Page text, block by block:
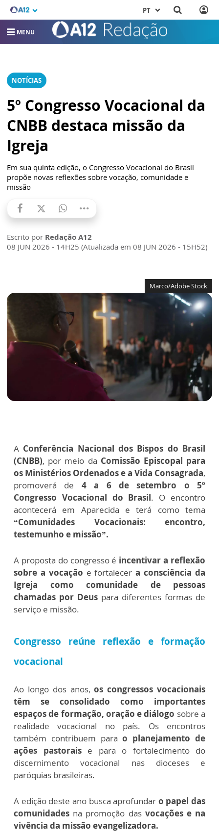
PT
MENU
NOTÍCIAS
5º Congresso Vocacional da
CNBB destaca missão da
Igreja
Em sua quinta edição, o Congresso Vocacional do Brasil
propõe novas reflexões sobre vocação, comunidade e
missão
Escrito por Redação A12
08 JUN 2026 - 14H25 (Atualizada em 08 JUN 2026 - 15H52)
Marco/Adobe Stock
A Conferência Nacional dos Bispos do Brasil
(CNBB), por meio da Comissão Episcopal para
os Ministérios Ordenados e a Vida Consagrada,
promoverá de 4 a 6 de setembro o 5º
Congresso Vocacional do Brasil. O encontro
acontecerá em Aparecida e terá como tema
“Comunidades Vocacionais: encontro,
testemunho e missão”.
A proposta do congresso é incentivar a reflexão
sobre a vocação e fortalecera consciência da
Igreja como comunidade de pessoas
chamadas por Deus para diferentes formas de
serviço e missão.
Congresso reúne reflexão e formação
vocacional
Ao longo dos anos,os congressos vocacionais
têm se consolidado como importantes
espaços de formação, oração e diálogo sobre a
realidade vocacional no país. Os encontros
também contribuem parao planejamento de
ações pastoraise para o fortalecimento do
discernimento vocacional nas dioceses e
paróquias brasileiras.
A edição deste ano busca aprofundar o papel das
comunidades na promoção das vocações e na
vivência da missão evangelizadora.